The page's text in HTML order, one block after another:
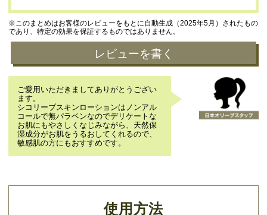
※このまとめはお客様のレビューをもとに自動生成（2025年5月）されたもの
であり、特定の効果を保証するものではありません。
レビューを書く
ご愛用いただきましてありがとうござい
ます。
シコリーブスキンローションはノンアル
コールで無パラベンなのでデリケートな
お肌にもやさしくなじみながら、天然保
湿成分がお肌をうるおしてくれるので、
敏感肌の方にもおすすめです。
使用方法